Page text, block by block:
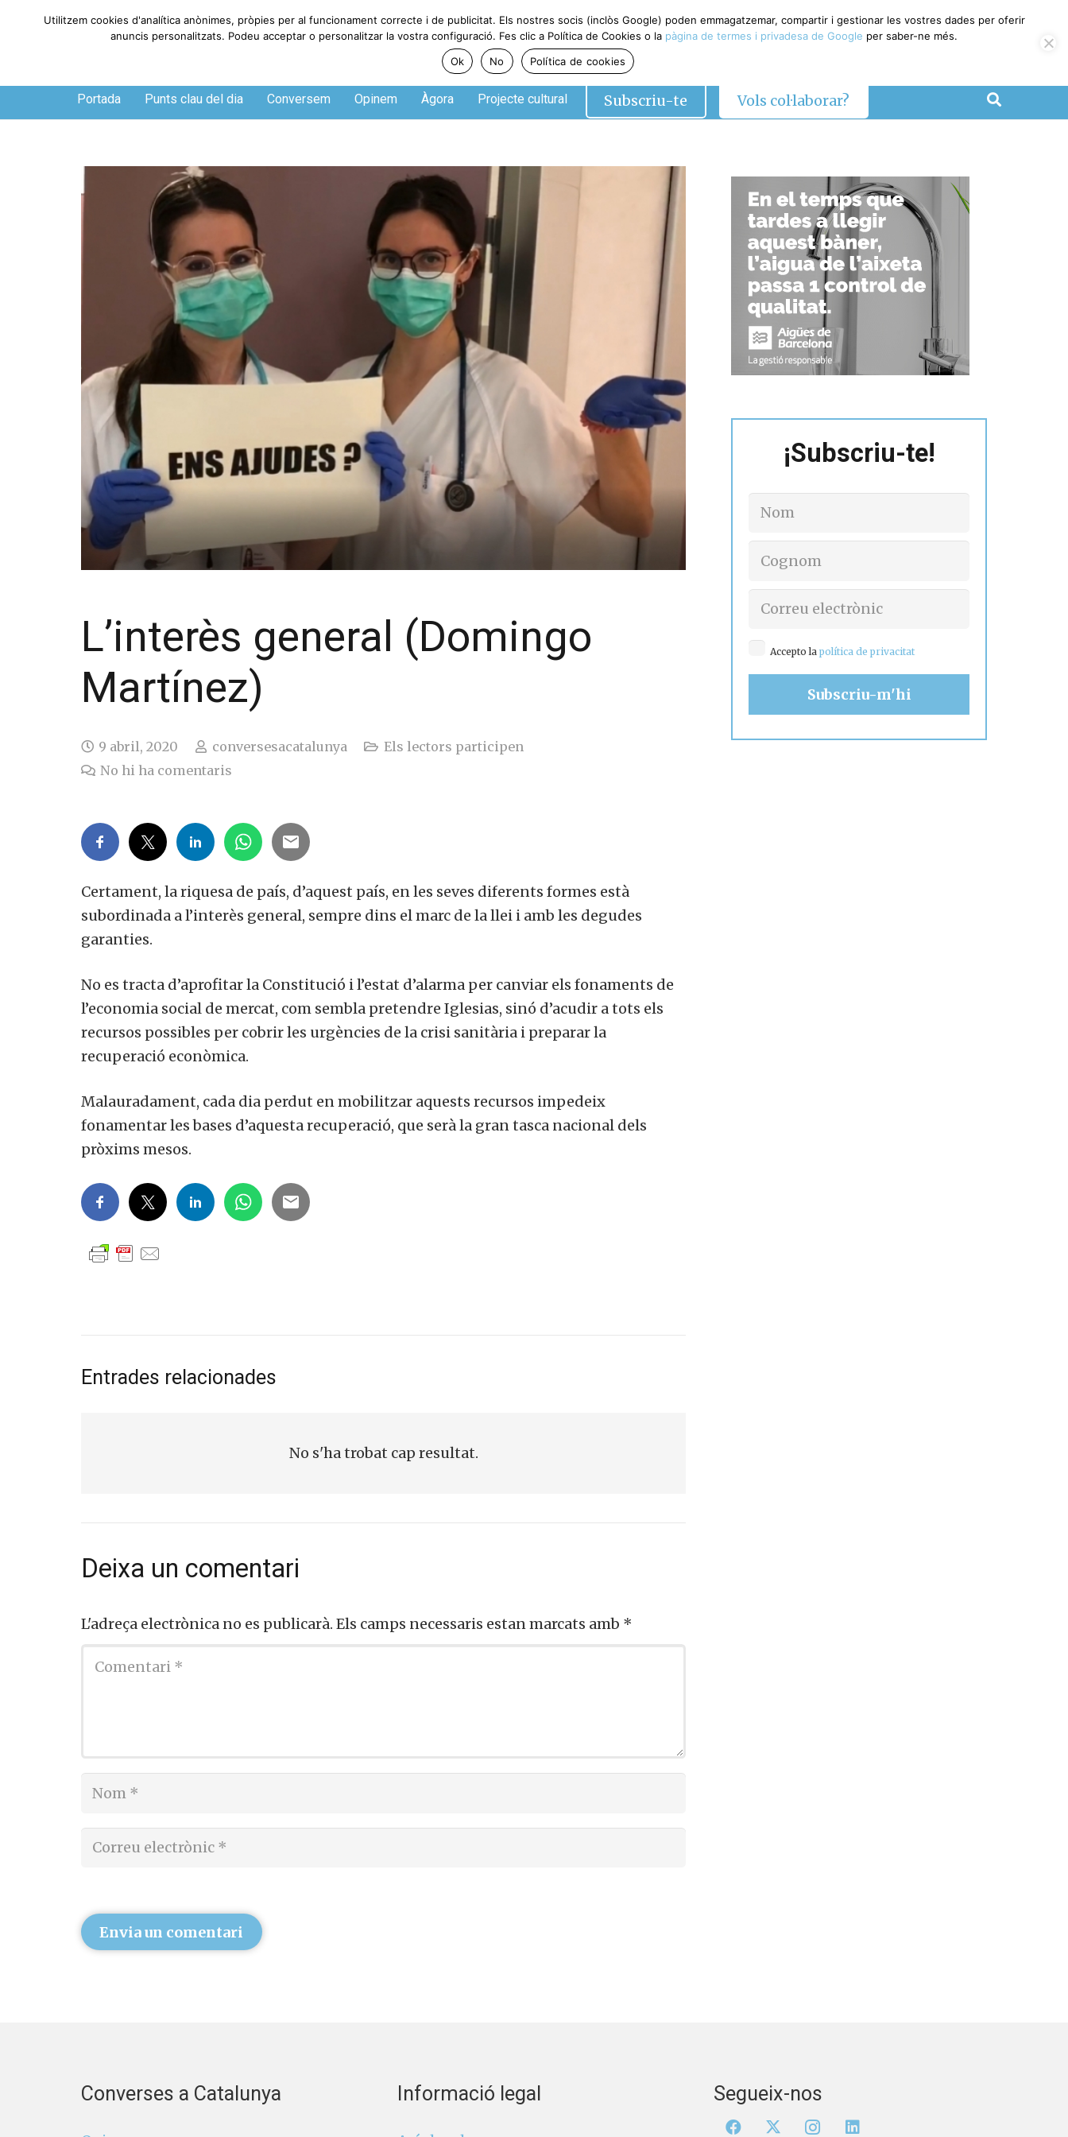
Dissabte, 8 de agosto de 2026
Portada Punts clau del dia Conversem Opinem Àgora Projecte cultural Subscriu-te Vols col·laborar?
L’interès general (Domingo
Martínez)
9 abril, 2020 conversesacatalunya
Els lectors participen
No hi ha comentaris
Certament, la riquesa de país, d’aquest país, en les seves diferents formes està
subordinada a l’interès general, sempre dins el marc de la llei i amb les degudes
garanties.
No es tracta d’aprofitar la Constitució i l’estat d’alarma per canviar els fonaments de
l’economia social de mercat, com sembla pretendre Iglesias, sinó d’acudir a tots els
recursos possibles per cobrir les urgències de la crisi sanitària i preparar la
recuperació econòmica.
Malauradament, cada dia perdut en mobilitzar aquests recursos impedeix
fonamentar les bases d’aquesta recuperació, que serà la gran tasca nacional dels
pròxims mesos.
Entrades relacionades
No s'ha trobat cap resultat.
Deixa un comentari
L'adreça electrònica no es publicarà. Els camps necessaris estan marcats amb *
Envia un comentari
¡Subscriu-te!
Accepto lapolítica de privacitat
Converses a Catalunya Informació legal Segueix-nos
Utilitzem cookies d'analítica anònimes, pròpies per al funcionament correcte i de publicitat. Els nostres socis (inclòs Google) poden emmagatzemar, compartir i gestionar les vostres dades per oferir
anuncis personalitzats. Podeu acceptar o personalitzar la vostra configuració. Fes clic a Política de Cookies o la pàgina de termes i privadesa de Google per saber-ne més.
Ok
No Política de cookies